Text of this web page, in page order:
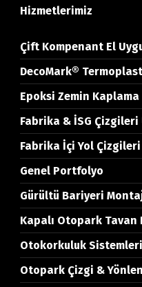
Hizmetlerimiz
Çift Kompenant El
DecoMark®
Epoksi Zemin
Fabrika & İSG Çizgileri
Fabrika İçi Yol Çizgileri
Genel Portfolyo
Gürültü Bariyeri
Kapalı Otopark Tavan
Otokorkuluk Sistemleri
Otopark Çizgi &